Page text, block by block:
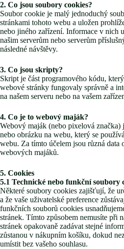
2. Co jsou soubory cookies?
Soubor cookie je malý jednoduchý
stránkami tohoto webu a uložen
nebo jiného zařízení. Informace v nich
našim serverům nebo serverům
následné návštěvy.
3. Co jsou skripty?
Skript je část programového kódu,
webové stránky fungovaly správně a
na našem serveru nebo na vašem
4. Co je to webový maják?
Webový maják (nebo pixelová
nebo obrázku na webu, který se
webu. Za tímto účelem jsou různá data
webových majáků.
5. Cookies
5.1 Technické nebo funkční soubory
Některé soubory cookies zajišťují, že
a že vaše uživatelské preference
funkčních souborů cookies
stránek. Tímto způsobem nemusíte při
stránek opakovaně zadávat stejné
zůstanou v nákupním košíku, dokud
umístit bez vašeho souhlasu.